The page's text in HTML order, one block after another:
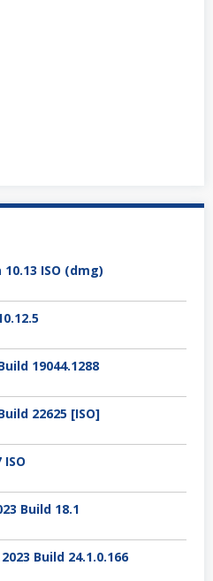
ISO (dmg)
19044.1288
22625 [ISO]
Build 18.1
Build 24.1.0.166